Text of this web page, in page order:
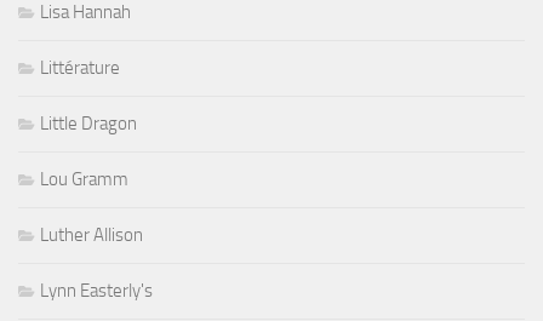
Lisa Hannah
Littérature
Little Dragon
Lou Gramm
Luther Allison
Lynn Easterly's